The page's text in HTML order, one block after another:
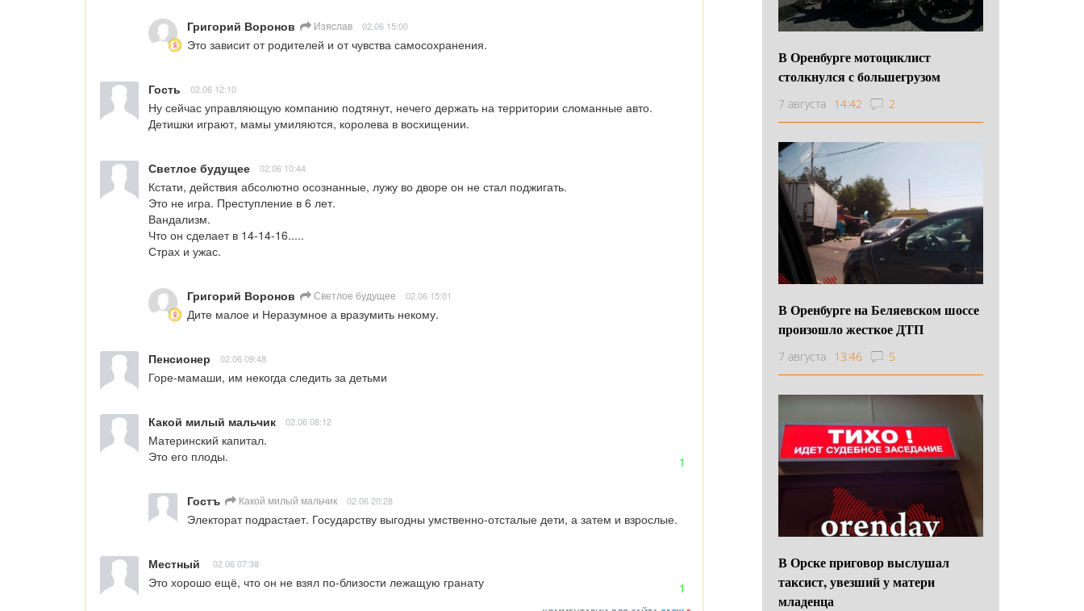
Григорий Воронов Изяcлав 02.06 15:00
Это зависит от родителей и от чувства самосохранения.
Гость 02.06 12:10
Ну сейчас управляющую компанию подтянут, нечего держать на территории сломанные авто.
Детишки играют, мамы умиляются, королева в восхищении.
Светлое будущее 02.06 10:44
Кстати, действия абсолютно осознанные, лужу во дворе он не стал поджигать.
Это не игра. Преступление в 6 лет.
Вандализм.
Что он сделает в 14-14-16.....
Страх и ужас.
Григорий Воронов Светлое будущее 02.06 15:01
Дите малое и Неразумное а вразумить некому.
Пенсионер 02.06 09:48
Горе-мамаши, им некогда следить за детьми
Какой милый мальчик 02.06 08:12
Материнский капитал.
Это его плоды.
1
Гостъ Какой милый мальчик 02.06 20:28
Электорат подрастает. Государству выгодны умственно-отсталые дети, а затем и взрослые.
Местный 02.06 07:38
Это хорошо ещё, что он не взял по-близости лежащую гранату 1
В Оренбурге мотоциклист
столкнулся с большегрузом
7 августа 14:42 2
В Оренбурге на Беляевском шоссе
произошло жесткое ДТП
7 августа 13:46 5
В Орске приговор выслушал
таксист, увезший у матери
младенца